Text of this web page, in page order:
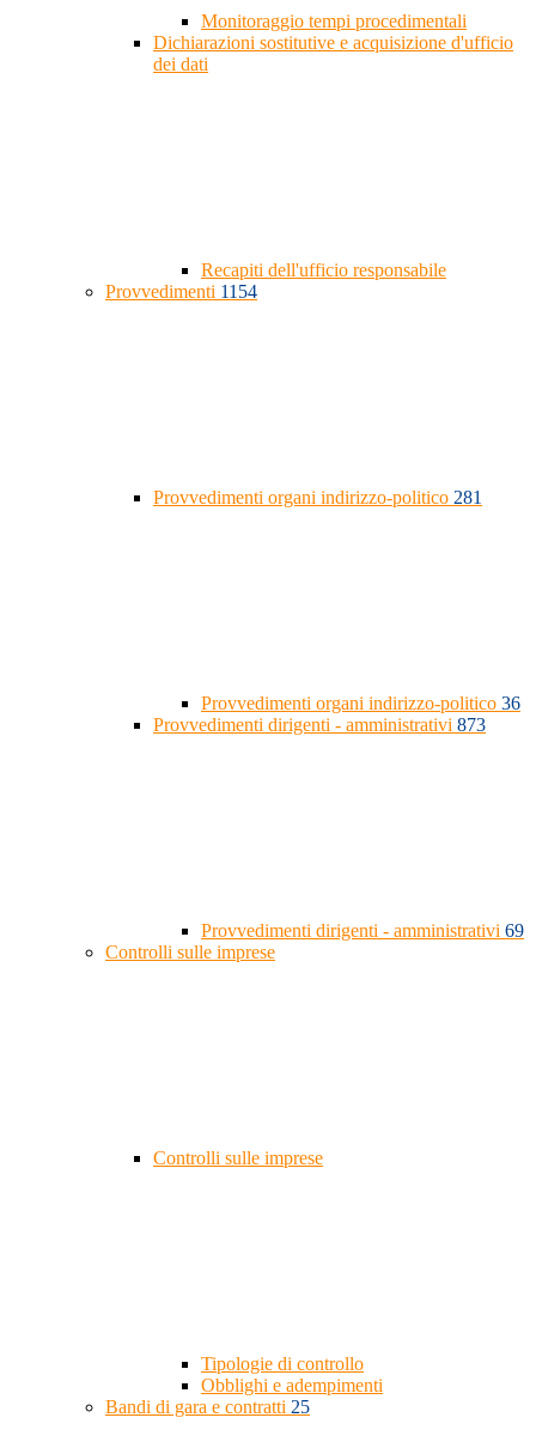
Monitoraggio tempi procedimentali
Dichiarazioni sostitutive e acquisizione d'ufficio
dei dati
Recapiti dell'ufficio responsabile
Provvedimenti 1154
Provvedimenti organi indirizzo-politico 281
Provvedimenti organi indirizzo-politico 36
Provvedimenti dirigenti - amministrativi 873
Provvedimenti dirigenti - amministrativi 69
Controlli sulle imprese
Controlli sulle imprese
Tipologie di controllo
Obblighi e adempimenti
Bandi di gara e contratti 25